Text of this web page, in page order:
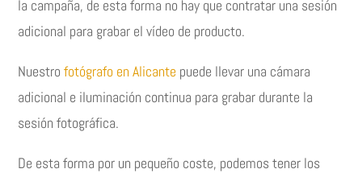
la campaña, de esta forma no hay que contratar una sesión
adicional para grabar el vídeo de producto.
Nuestrofotógrafo en Alicante puede llevar una cámara
adicional e iluminación continua para grabar durante la
sesión fotográfica.
De esta forma por un pequeño coste, podemos tener los